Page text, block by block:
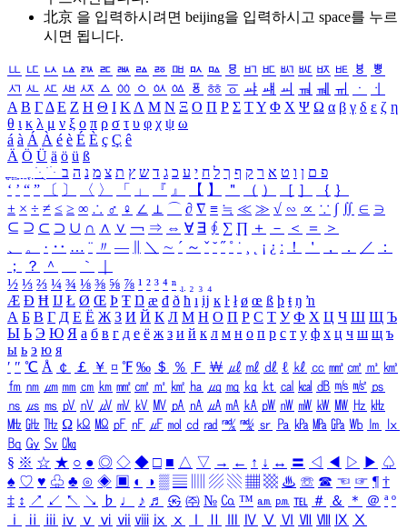
北京 을 입력하시려면 beijing을 입력하시고 space를 누르
시면 됩니다.
ㅥ ㅦ ㅧ ㅨ ㅩ ㅪ ㅫ ㅬ ㅭ ㅮ ㅯ ㅰ ㅱ ㅲ ㅳ ㅴ ㅵ ㅶ ㅷ ㅸ
ㅹ
ㅺ ㅻ ㅼ ㅽ ㅾ ㅿ ㆀ ㆁ ㆂ ㆃ ㆄ ㆅ ㆆ ㆇ ㆈ ㆉ ㆊ ㆋ ㆌ ㆍ
ㆎ
Α Β ΓΔ Ε Ζ Η Θ Ι ΚΛ Μ Ν Ξ Ο Π Ρ Σ ΤΥ Φ Χ Ψ Ω α β γ δ ε ζ η
θ ι κ λ μ ν ξ ο π ρ σ τ υ φ χ ψ ω
á à Á À é è É È ç Ç ê
Ä Ö Ü ä ö ü ß
ִֶֹ ֻּ ׁׂ פ ם ן ו ט א ר ק ף ך ל ח י ע כ ג ד ש ץ ת צ מ נ ה ב
‘ ’ “ ” 〔 〕 〈 〉 「 」 『 』 【 】 ＂ （ ） ［ ］ ｛ ｝
± × ÷ ≠ ≤ ≥ ∞ ∴ ♂ ♀ ∠ ⊥ ⌒ ∂ ∇ ≡ ≒ ≪ ≫ √ ∽ ∝ ∵ ∫ ∬ ∈ ∋
⊆ ⊇ ⊂ ⊃ ∪ ∩ ∧ ∨ ￢ ⇒ ⇔ ∀ ∃ ∮ ∑ ∏ ＋ － ＜ ＝
＞
、
。 · ‥ … ¨ 〃 ― ＼ ∼ ´ ～ ˇ ˘ ˝ ˚ ˙ ¸ ¡ ¿ ː ！ ＇ ， ． ／
：
；
？ ＾ ｀
½ ⅓ ⅔ ¼ ¾ ⅛ ⅜ ⅝ ⅞ ¹ ² ³ ⁴ ⁿ ₁ ₂ ₃ ₄
Æ Ð Ħ Ĳ Ł Ø Œ Þ Ŧ Ŋ æ đ ð ħ ı ĳ ĸ ŀ ł ø œ ß þ ŧ ŋ ŉ
А Б В Г Д Е Ё Ж З И Й К Л М Н О П Р С Т У Ф Х Ц Ч Ш Щ Ъ
Ы Ь Э Ю Я а б в г д е ё ж з и й к л м н о п р с т у ф х ц ч ш щ ъ
ы ь э ю я
′ ″ ℃ Å ￠ ￡ ￥ ¤ ℉ ‰ ＄ ％ Ｆ ￦ ㎕ ㎖ ㎗ ℓ ㎘ ㏄ ㎣ ㎤ ㎥ ㎦
㎙ ㎚ ㎛ ㎜ ㎝ ㎞ ㎟ ㎠ ㎡ ㎢ ㏊ ㎍ ㎎ ㎏ ㏏ ㎈ ㎉ ㏈ ㎧ ㎨ ㎰
㎱ ㎲ ㎳ ㎴ ㎵ ㎶ ㎷ ㎸ ㎹ ㎀ ㎁ ㎂ ㎃ ㎄ ㎺ ㎻ ㎽ ㎾ ㎿ ㎐ ㎑
㎒ ㎓ ㎔ Ω ㏀ ㏁ ㎊ ㎋ ㎌ ㏖ ㏅ ㎭ ㎮ ㎯ ㏛ ㎩ ㎪ ㎫ ㎬ ㏝ ㏐
㏓
㏃ ㏉ ㏜ ㏆
§ ※ ☆ ★ ○ ● ◎ ◇ ◆ □ ■ △ ▽ → ← ↑ ↓ ↔ 〓 ◁ ◀ ▷ ▶ ♤
♠ ♡ ♥ ♧ ♣ ⊙ ◈ ▣ ◐ ◑ ▒ ▤ ▨ ▧ ▦ ▩ ♨ ☏ ☎ ☜ ☞ ¶ †
‡ ↕ ↗ ↙ ↖ ↘ ♭ ♩ ♪ ♬ ㉿ ㈜ № ㏇ ™ ㏂ ㏘ ℡ ＃ ＆ ＊ ＠ ª º
ⅰ
ⅱ ⅲ ⅳ ⅴ ⅵ ⅶ ⅷ ⅸ ⅹ Ⅳ Ⅴ Ⅵ Ⅶ Ⅷ Ⅸ Ⅹ